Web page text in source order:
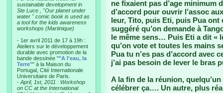
sustainable development in
Ste Luce , "Our planet under
water " comic book is used as
a tool for the kids awareness
workshops (Martinique)
- 1er avril 2011 de 17 à 19h :
Ateliers sur le développement
durable avec promotion de la
bande dessinée ""A l'eau, la
Terre"" à la Maison du
Portugal, Cité Internationale
Universitaire de Paris.
- April, 1st, 2011 : Workshop
on CC at the International
ne fixaient pas d’age minimum
d’accord pour ouvrir l’assoc
leur, Tito, puis Eti, puis Pua
suggéré qu’on demande à
le même sens… Puis Eti a dit «
qu’on vote et toutes les mains
Pua tu n’es pas d’accord avec
j’ai pas besoin de lever le bras
A la fin de la réunion,
célébrer ça…. Un autre, plus